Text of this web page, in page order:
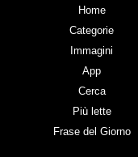
Home
Categorie
Immagini
App
Cerca
Più lette
Frase del Giorno